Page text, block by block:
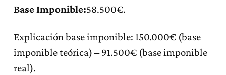
Base Imponible:58.500€.
Explicación base imponible: 150.000€ (base
imponible teórica) – 91.500€ (base imponible
real).